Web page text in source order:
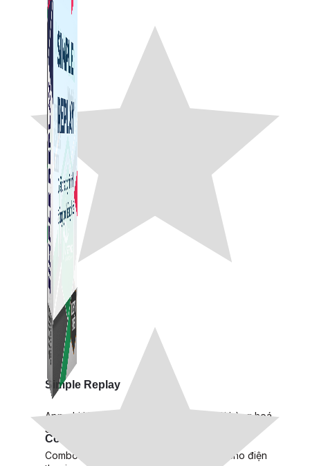
Combo ATP Mobile
Combo phần mềm mềm Marketing dành cho điện
Simple Replay
App ghi hình tự động quy trình đóng gói hàng hoá
Shopee, Lazada, Tiktokshop